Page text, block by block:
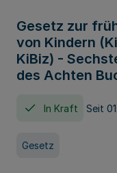
Gesetz zur
von Kindern
KiBiz) -
des Achten
In Kraft Seit
Gesetz